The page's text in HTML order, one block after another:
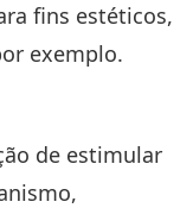
fins estéticos,
exemplo.
de estimular